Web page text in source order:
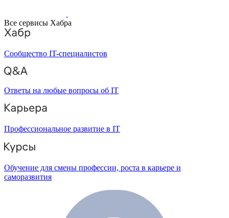
Все сервисы Хабра
Сообщество IT-специалистов
Ответы на любые вопросы об IT
Профессиональное развитие в IT
Обучение для смены профессии, роста в карьере и
саморазвития